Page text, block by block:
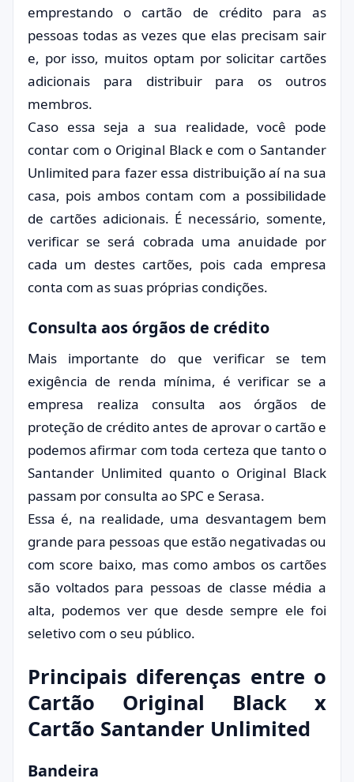
emprestando o cartão de crédito para as
pessoas todas as vezes que elas precisam sair
e, por isso, muitos optam por solicitar cartões
adicionais para distribuir para os outros
membros.
Caso essa seja a sua realidade, você pode
contar com o Original Black e com o Santander
Unlimited para fazer essa distribuição aí na sua
casa, pois ambos contam com a possibilidade
de cartões adicionais. É necessário, somente,
verificar se será cobrada uma anuidade por
cada um destes cartões, pois cada empresa
conta com as suas próprias condições.
Consulta aos órgãos de crédito
Mais importante do que verificar se tem
exigência de renda mínima, é verificar se a
empresa realiza consulta aos órgãos de
proteção de crédito antes de aprovar o cartão e
podemos afirmar com toda certeza que tanto o
Santander Unlimited quanto o Original Black
passam por consulta ao SPC e Serasa.
Essa é, na realidade, uma desvantagem bem
grande para pessoas que estão negativadas ou
com score baixo, mas como ambos os cartões
são voltados para pessoas de classe média a
alta, podemos ver que desde sempre ele foi
seletivo com o seu público.
Principais diferenças entre o
Cartão Original Black x
Cartão Santander Unlimited
Bandeira